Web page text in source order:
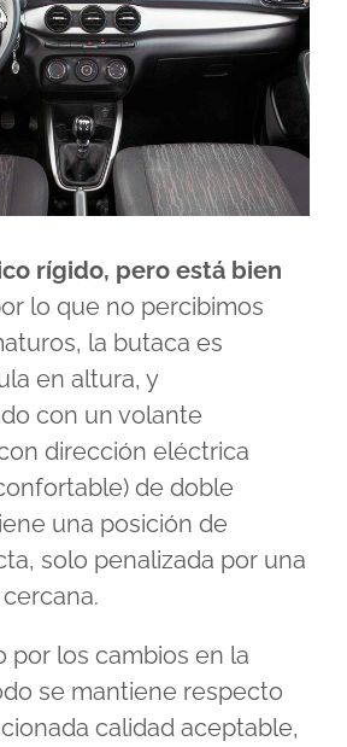
rígido, pero está bien
lo que no percibimos
la butaca es
en altura, y
con un volante
dirección eléctrica
de doble
una posición de
solo penalizada por una
por los cambios en la
se mantiene respecto
calidad aceptable,